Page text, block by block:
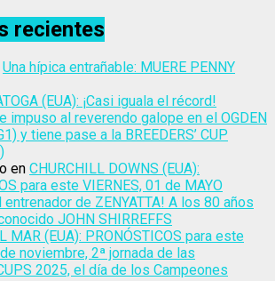
recientes
Una hípica entrañable: MUERE PENNY
(EUA): ¡Casi iguala el récord!
impuso al reverendo galope en el OGDEN
y tiene pase a la BREEDERS’ CUP
en CHURCHILL DOWNS (EUA):
para este VIERNES, 01 de MAYO
entrenador de ZENYATTA! A los 80 años
JOHN SHIRREFFS
MAR (EUA): PRONÓSTICOS para este
noviembre, 2ª jornada de las
CUPS 2025, el día de los Campeones